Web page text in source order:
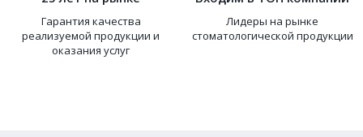
Гарантия качества
реализуемой продукции и
оказания услуг
Лидеры на рынке
стоматологической продукции